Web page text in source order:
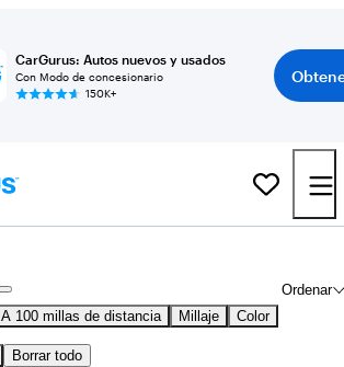
CarGurus: Autos nuevos y usados
Con Modo de concesionario
150K+
Ordenar
A 100 millas de distancia Millaje Color
Borrar todo